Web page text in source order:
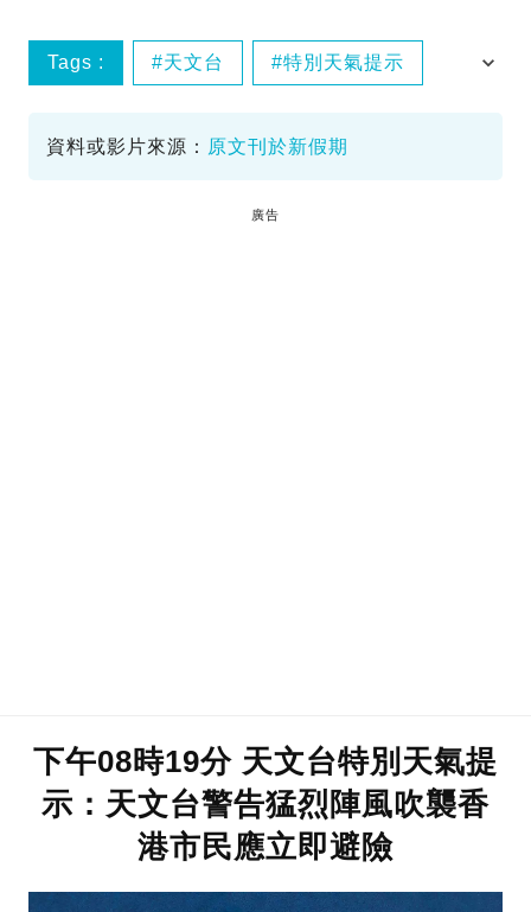
Tags : 天文台 特別天氣提示
資料或影片來源： 原文刊於新假期
廣告
下午08時19分 天文台特別天氣提
示：天文台警告猛烈陣風吹襲香
港市民應立即避險